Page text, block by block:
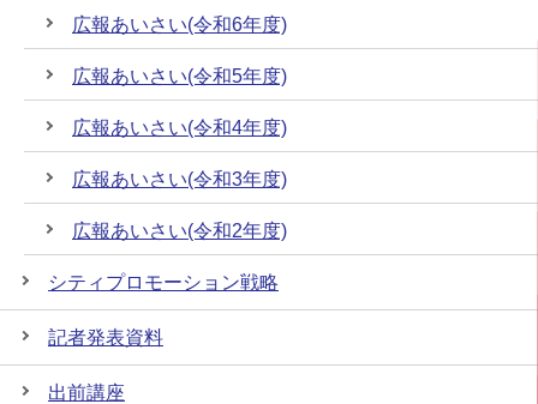
広報あいさい(令和6年度)
広報あいさい(令和5年度)
広報あいさい(令和4年度)
広報あいさい(令和3年度)
広報あいさい(令和2年度)
シティプロモーション戦略
記者発表資料
出前講座